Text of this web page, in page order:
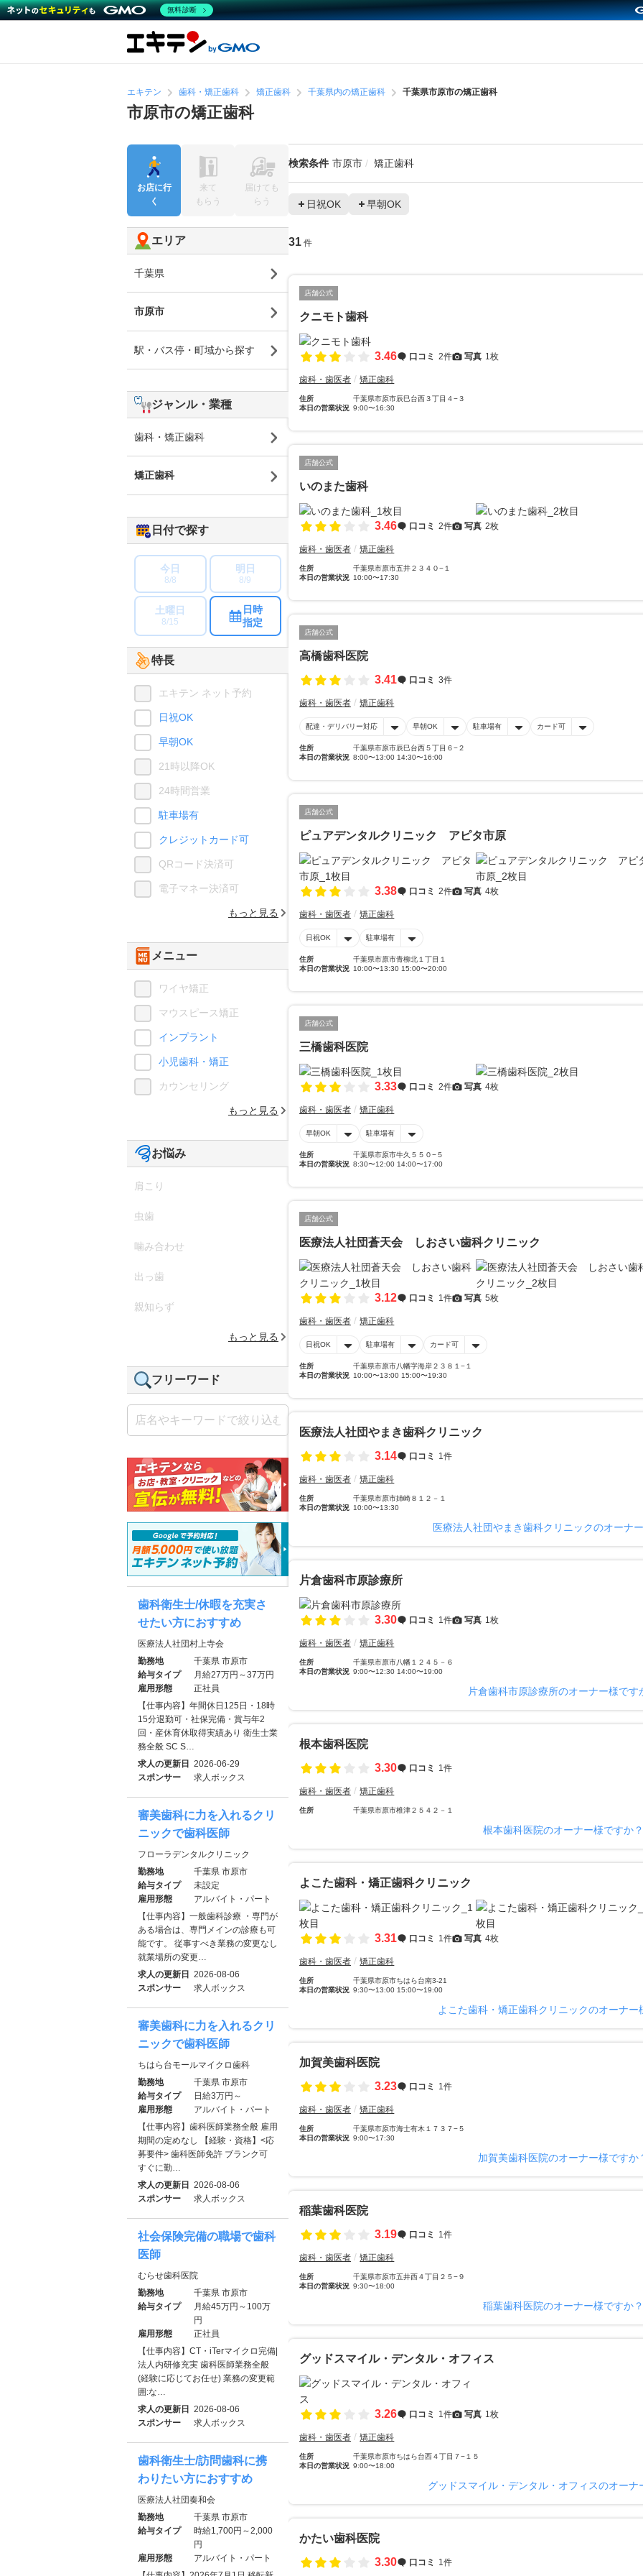
エキテン 歯科・矯正歯科 矯正歯科 千葉県内の矯正歯科 千葉県市原市の矯正歯科
市原市の矯正歯科
検索条件 市原市 矯正歯科
日祝OK 早朝OK
31 件
店舗公式
クニモト歯科
3.46 口コミ 2件 写真 1枚
歯科・歯医者 矯正歯科
住所
千葉県市原市辰巳台西３丁目４−３
本日の営業状況 9:00〜16:30
店舗公式
いのまた歯科
3.46 口コミ 2件 写真 2枚
歯科・歯医者 矯正歯科
住所
千葉県市原市五井２３４０−１
本日の営業状況 10:00〜17:30
店舗公式
高橋歯科医院
3.41
口コミ 3件
歯科・歯医者 矯正歯科
配達・デリバリー対応 早朝OK 駐車場有 カード可
住所
千葉県市原市辰巳台西５丁目６−２
本日の営業状況 8:00〜13:00 14:30〜16:00
店舗公式
ピュアデンタルクリニック アピタ市原
3.38 口コミ 2件 写真 4枚
歯科・歯医者 矯正歯科
日祝OK 駐車場有
住所
千葉県市原市青柳北１丁目１
本日の営業状況 10:00〜13:30 15:00〜20:00
店舗公式
三橋歯科医院
3.33 口コミ 2件 写真 4枚
歯科・歯医者 矯正歯科
早朝OK 駐車場有
住所
千葉県市原市牛久５５０−５
本日の営業状況 8:30〜12:00 14:00〜17:00
店舗公式
医療法人社団蒼天会 しおさい歯科クリニック
3.12 口コミ 1件 写真 5枚
歯科・歯医者 矯正歯科
日祝OK 駐車場有 カード可
住所
千葉県市原市八幡字海岸２３８１−１
本日の営業状況 10:00〜13:00 15:00〜19:30
医療法人社団やまき歯科クリニック
3.14
口コミ 1件
歯科・歯医者 矯正歯科
住所
千葉県市原市姉崎８１２－１
本日の営業状況 10:00〜13:30
医療法人社団やまき歯科クリニックのオーナ
片倉歯科市原診療所
3.30 口コミ 1件 写真 1枚
歯科・歯医者 矯正歯科
住所
千葉県市原市八幡１２４５－６
本日の営業状況 9:00〜12:30 14:00〜19:00
片倉歯科市原診療所のオーナー様です
根本歯科医院
3.30
口コミ 1件
歯科・歯医者 矯正歯科
住所 千葉県市原市椎津２５４２－１
根本歯科医院のオーナー様ですか？
よこた歯科・矯正歯科クリニック
3.31 口コミ 1件 写真 4枚
歯科・歯医者 矯正歯科
住所
千葉県市原市ちはら台南3-21
本日の営業状況 9:30〜13:00 15:00〜19:00
よこた歯科・矯正歯科クリニックのオーナー
加賀美歯科医院
3.23
口コミ 1件
歯科・歯医者 矯正歯科
住所
千葉県市原市海士有木１７３７−５
本日の営業状況 9:00〜17:30
加賀美歯科医院のオーナー様ですか
稲葉歯科医院
3.19
口コミ 1件
歯科・歯医者 矯正歯科
住所
千葉県市原市五井西４丁目２５−９
本日の営業状況 9:30〜18:00
稲葉歯科医院のオーナー様ですか？
グッドスマイル・デンタル・オフィス
3.26 口コミ 1件 写真 1枚
歯科・歯医者 矯正歯科
住所
千葉県市原市ちはら台西４丁目７−１５
本日の営業状況 9:00〜18:00
グッドスマイル・デンタル・オフィスのオーナ
かたい歯科医院
3.30
口コミ 1件
お店に行
く
来て
もらう
届けても
らう
エリア
千葉県
市原市
駅・バス停・町域から探す
ジャンル・業種
歯科・矯正歯科
矯正歯科
日付で探す
今日
8/8
明日
8/9
土曜日
8/15
日時
指定
特長
エキテン ネット予約
日祝OK
早朝OK
21時以降OK
24時間営業
駐車場有
クレジットカード可
QRコード決済可
電子マネー決済可
もっと見る
メニュー
ワイヤ矯正
マウスピース矯正
インプラント
小児歯科・矯正
カウンセリング
もっと見る
お悩み
肩こり
虫歯
噛み合わせ
出っ歯
親知らず
もっと見る
フリーワード
歯科衛生士/休暇を充実さ
せたい方におすすめ
医療法人社団村上寺会
勤務地
千葉県 市原市
給与タイプ
月給27万円～37万円
雇用形態
正社員
【仕事内容】年間休日125日・18時
15分退勤可・社保完備・賞与年2
回・産休育休取得実績あり 衛生士業
務全般 SC S…
求人の更新日 2026-06-29
スポンサー
求人ボックス
審美歯科に力を入れるクリ
ニックで歯科医師
フローラデンタルクリニック
勤務地
千葉県 市原市
給与タイプ
未設定
雇用形態
アルバイト・パート
【仕事内容】一般歯科診療 ・専門が
ある場合は、専門メインの診療も可
能です。 従事すべき業務の変更なし
就業場所の変更…
求人の更新日 2026-08-06
スポンサー
求人ボックス
審美歯科に力を入れるクリ
ニックで歯科医師
ちはら台モールマイクロ歯科
勤務地
千葉県 市原市
給与タイプ
日給3万円～
雇用形態
アルバイト・パート
【仕事内容】歯科医師業務全般 雇用
期間の定めなし 【経験・資格】<応
募要件> 歯科医師免許 ブランク可
すぐに勤…
求人の更新日 2026-08-06
スポンサー
求人ボックス
社会保険完備の職場で歯科
医師
むらせ歯科医院
勤務地
千葉県 市原市
給与タイプ
月給45万円～100万
円
雇用形態
正社員
【仕事内容】CT・iTerマイクロ完備|
法人内研修充実 歯科医師業務全般
(経験に応じてお任せ) 業務の変更範
囲:な…
求人の更新日 2026-08-06
スポンサー
求人ボックス
歯科衛生士/訪問歯科に携
わりたい方におすすめ
医療法人社団奏和会
勤務地
千葉県 市原市
給与タイプ
時給1,700円～2,000
円
雇用形態
アルバイト・パート
無料診断